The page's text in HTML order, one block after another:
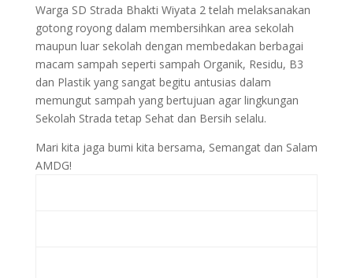
Warga SD Strada Bhakti Wiyata 2 telah melaksanakan
gotong royong dalam membersihkan area sekolah
maupun luar sekolah dengan membedakan berbagai
macam sampah seperti sampah Organik, Residu, B3
dan Plastik yang sangat begitu antusias dalam
memungut sampah yang bertujuan agar lingkungan
Sekolah Strada tetap Sehat dan Bersih selalu.
Mari kita jaga bumi kita bersama, Semangat dan Salam
AMDG!